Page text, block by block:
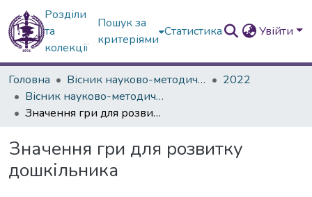
Розділи
та
колекції
Пошук за
критеріями
Статистика Увійти
Головна Вісник науково-методичних досліджень ВГПК
2022
Вісник науково-методичних досліджень ВГПК № 3 (41)
Значення гри для розвитку дошкільника
Значення гри для розвитку
дошкільника